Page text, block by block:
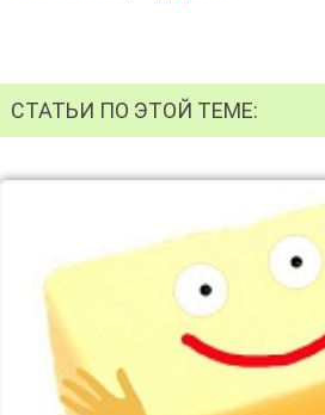
СТАТЬИ ПО ЭТОЙ ТЕМЕ: